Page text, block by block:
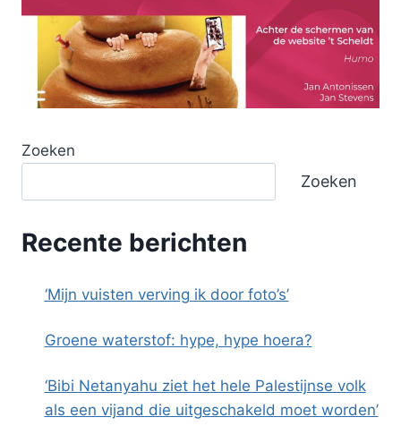
Zoeken
Zoeken
Recente berichten
‘Mijn vuisten verving ik door foto’s’
Groene waterstof: hype, hype hoera?
‘Bibi Netanyahu ziet het hele Palestijnse volk
als een vijand die uitgeschakeld moet worden’